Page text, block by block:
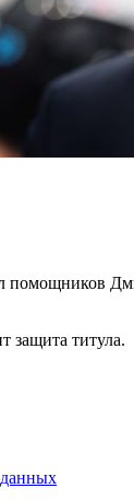
помощников
защита титула.